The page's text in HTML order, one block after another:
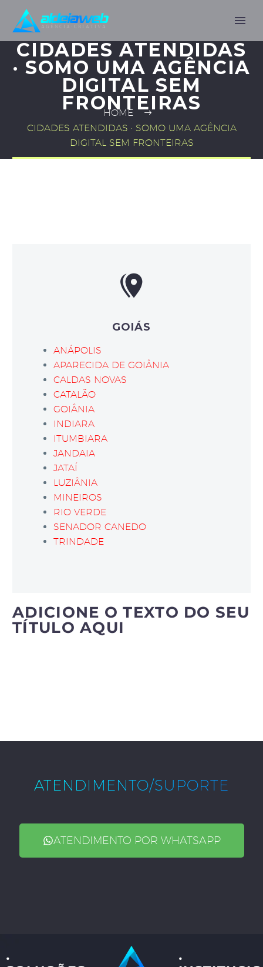
CIDADES ATENDIDAS
· SOMO UMA AGÊNCIA
DIGITAL SEM
FRONTEIRAS
HOME
CIDADES ATENDIDAS · SOMO UMA AGÊNCIA
DIGITAL SEM FRONTEIRAS
GOIÁS
ANÁPOLIS
APARECIDA DE GOIÂNIA
CALDAS NOVAS
CATALÃO
GOIÂNIA
INDIARA
ITUMBIARA
JANDAIA
JATAÍ
LUZIÂNIA
MINEIROS
RIO VERDE
SENADOR CANEDO
TRINDADE
ADICIONE O TEXTO DO SEU
TÍTULO AQUI
ATENDIMENTO/SUPORTE
ATENDIMENTO POR WHATSAPP
·
·